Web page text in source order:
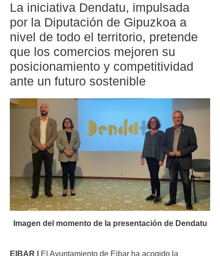
La iniciativa Dendatu, impulsada
por la Diputación de Gipuzkoa a
nivel de todo el territorio, pretende
que los comercios mejoren su
posicionamiento y competitividad
ante un futuro sostenible
Imagen del momento de la presentación de Dendatu
EIBAR | El Ayuntamiento de Eibar ha acogido la